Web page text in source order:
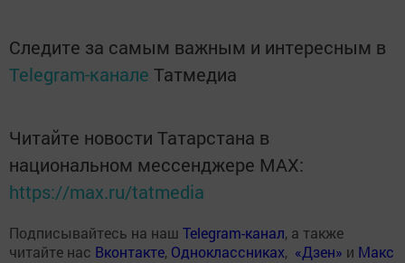
Следите за самым важным и интересным в
Telegram-канале Татмедиа
Читайте новости Татарстана в
национальном мессенджере MАХ:
https://max.ru/tatmedia
Подписывайтесь на наш Telegram-канал, а также
читайте нас Вконтакте, Одноклассниках, «Дзен» и Макс